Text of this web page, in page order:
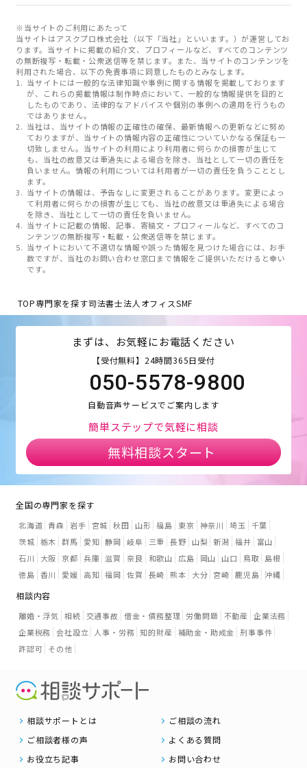
※当サイトのご利用にあたって
当サイトはアスクプロ株式会社（以下「当社」といいます。）が運営してお
ります。当サイトに掲載の紹介文、プロフィールなど、すべてのコンテンツ
の無断複写・転載・公衆送信等を禁じます。また、当サイトのコンテンツを
利用された場合、以下の免責事項に同意したものとみなします。
当サイトには一般的な法律知識や事例に関する情報を掲載しております
が、これらの掲載情報は制作時点において、一般的な情報提供を目的と
したものであり、法律的なアドバイスや個別の事例への適用を行うもの
ではありません。
当社は、当サイトの情報の正確性の確保、最新情報への更新などに努め
ておりますが、当サイトの情報内容の正確性についていかなる保証も一
切致しません。当サイトの利用により利用者に何らかの損害が生じて
も、当社の故意又は重過失による場合を除き、当社として一切の責任を
負いません。情報の利用については利用者が一切の責任を負うこととし
ます。
当サイトの情報は、予告なしに変更されることがあります。変更によっ
て利用者に何らかの損害が生じても、当社の故意又は重過失による場合
を除き、当社として一切の責任を負いません。
当サイトに記載の情報、記事、寄稿文・プロフィールなど、すべてのコ
ンテンツの無断複写・転載・公衆送信等を禁じます。
当サイトにおいて不適切な情報や誤った情報を見つけた場合には、お手
数ですが、当社のお問い合わせ窓口まで情報をご提供いただけると幸い
です。
TOP専門家を探す司法書士法人オフィスSMF
まずは、お気軽にお電話ください
【受付無料】24時間365日受付
050-5578-9800
自動音声サービスでご案内します
簡単ステップで気軽に相談
無料相談スタート
全国の専門家を探す
北海道 青森 岩手 宮城 秋田 山形 福島 東京 神奈川 埼玉
千葉
茨城 栃木 群馬 愛知 静岡 岐阜 三重 長野 山梨 新潟 福井
富山
石川
大阪 京都 兵庫 滋賀 奈良 和歌山 広島 岡山 山口 鳥取
島根
徳島 香川 愛媛 高知 福岡 佐賀 長崎 熊本 大分 宮崎 鹿児島 沖縄
相談内容
離婚・浮気 相続 交通事故 借金・債務整理 労働問題 不動産 企業法務
企業税務 会社設立 人事・労務 知的財産 補助金・助成金 刑事事件
許認可 その他
相談サポートとは
ご相談の流れ
ご相談者様の声
よくある質問
お役立ち記事
お問い合わせ